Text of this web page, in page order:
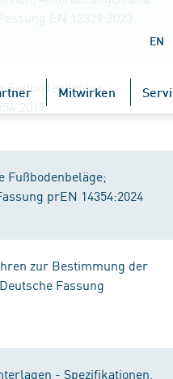
EN
Mitwirken
Fußbodenbeläge;
Fußbodenbeläge;
prEN 14354:2024
zur Bestimmung der
Fassung
- Spezifikationen,